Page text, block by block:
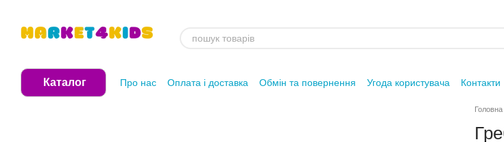
Каталог Про нас Оплата і доставка Обмін та повернення Угода користувача Контакти
Головна